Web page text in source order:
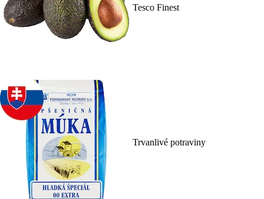
Tesco Finest
Trvanlivé potraviny